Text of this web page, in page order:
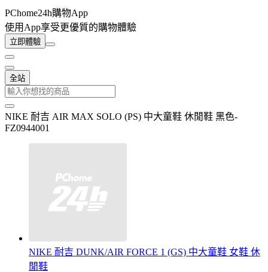
PChome24h購物App
使用App享受更優質的購物體驗
立即體驗
全站
NIKE 耐吉 AIR MAX SOLO (PS) 中大童鞋 休閒鞋 黑色-
FZ0944001
NIKE 耐吉 DUNK/AIR FORCE 1 (GS) 中大童鞋 女鞋 休
閒鞋